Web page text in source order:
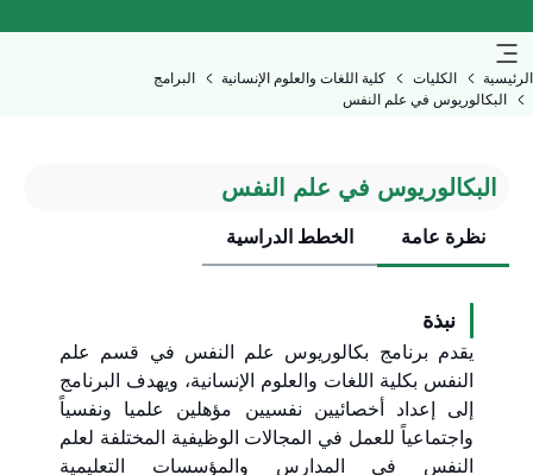
الرئيسية الكليات كلية اللغات والعلوم الإنسانية
البرامج
البكالوريوس في علم النفس
البكالوريوس في علم النفس
نظرة عامة الخطط الدراسية
نبذة
يقدم برنامج بكالوريوس علم النفس في قسم علم
النفس بكلية اللغات والعلوم الإنسانية، ويهدف البرنامج
إلى إعداد أخصائيين نفسيين مؤهلين علميا ونفسياً
واجتماعياً للعمل في المجالات الوظيفية المختلفة لعلم
النفس في المدارس والمؤسسات التعليمية